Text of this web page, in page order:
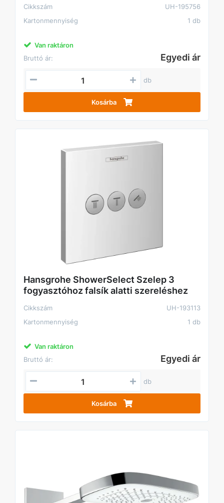
Cikkszám
UH-195756
Kartonmennyiség
1 db
Van raktáron
Bruttó ár:
Egyedi ár
db
Kosárba
Hansgrohe ShowerSelect Szelep 3
fogyasztóhoz falsík alatti szereléshez
Cikkszám
UH-193113
Kartonmennyiség
1 db
Van raktáron
Bruttó ár:
Egyedi ár
db
Kosárba